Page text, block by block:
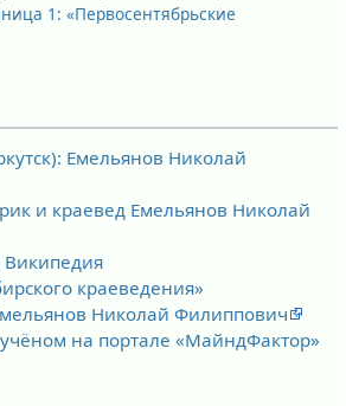
1: «Первосентябрьские
Емельянов Николай
и краевед Емельянов Николай
Википедия
краеведения»
Николай Филиппович
на портале «МайндФактор»